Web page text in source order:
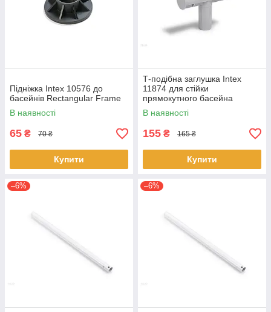
Підніжка Intex 10576 до
басейнів Rectangular Frame
В наявності
65 ₴ 70 ₴
Купити
Т-подібна заглушка Intex
11874 для стійки
прямокутного басейна
(28270, 28271, 28272)
В наявності
155 ₴ 165 ₴
Купити
–6% –6%